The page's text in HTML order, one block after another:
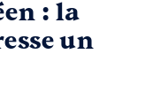
: la
un